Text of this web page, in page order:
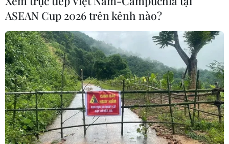
ASEAN Cup 2026 trên kênh nào?